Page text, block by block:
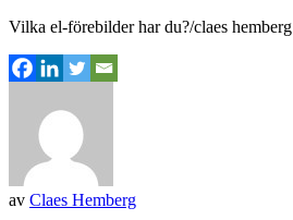
Vilka el-förebilder har du?/claes hemberg
av Claes Hemberg